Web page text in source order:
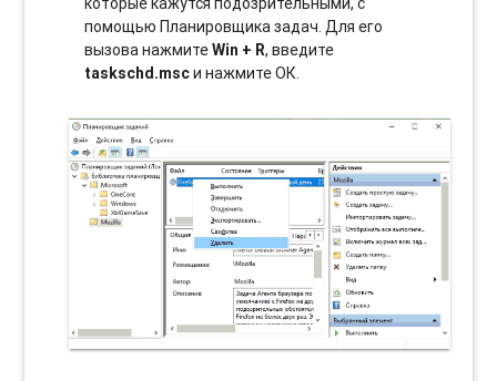
помощью Планировщика задач. Для его
вызова нажмитеWin + R, введите
taskschd.mscи нажмите ОК.